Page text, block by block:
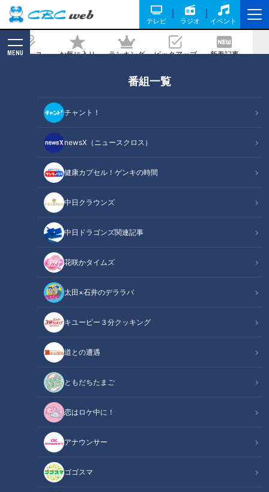
テレビ ラジオ イベント
ニュース お気に入り ランキング ピックアップ 新着記事
MENU
番組一覧
チャント！
newsX（ニュースクロス）
健康カプセル！ゲンキの時間
中日クラウンズ
中日ドラゴンズ関連記事
花咲かタイムズ
太田×石井のデララバ
キユーピー３分クッキング
道との遭遇
ともだちたまご
恋はロケ中に！
アナウンサー
ゴゴスマ
のか？
2026/06/04 06:02
RadiChubu（ラジチューブ）
つボイノリオの聞けば聞くほど
シネコン最大手のTOHOシネマズは、7月1日から映画鑑賞料金
を改定することを発表しました。一般鑑賞料金は一部の映画館
で最大200円、シニア料金などは全国一律で100円の値上げと
なります。相次ぐ値上げの波が映画料金にも波及し、業界全体
が落ち込んでいってしまうのではないかという意見も見られま
す。しかし6月2日に放送されたＣＢＣラジオ『つボイノリオ
の聞けば聞くほど』では、つボイノリオが「映画業界は廃れな
い」とコメント。その理由は？
関連リンク この記事をradiko（ラジコ）で聴く
3年ぶりの値上げ
映画館離れ
アニメ映画は盛況
つボイの見解